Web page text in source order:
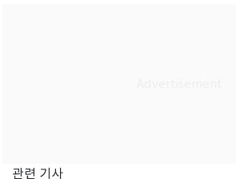
관련 기사